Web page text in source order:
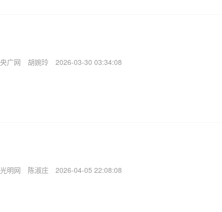
央广网 胡婉玲 2026-03-30 03:34:08
光明网 陈淑庄 2026-04-05 22:08:08